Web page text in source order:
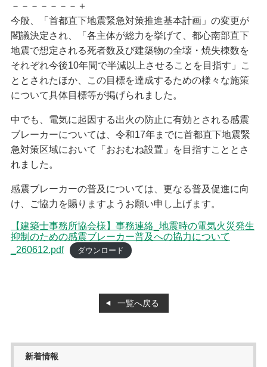
協力会員
お知らせ
お知らせ
耐震化のすすめ
建築士法
設計等の業務に関する報告書
標識の掲示
業務関係
耐震業務
耐震評定委員会等開催日程
耐震評定関係書類
省エネ業務
会員紹介
協力会員
お知らせ
お知らせ
講習
購入について
－－－－－－－＋
今般、「首都直下地震緊急対策推進基本計画」の変更が
閣議決定され、「各主体が総力を挙げて、都心南部直下
地震で想定される死者数及び建築物の全壊・焼失棟数を
それぞれ今後10年間で半減以上させることを目指す」こ
ととされたほか、この目標を達成するための様々な施策
について具体目標等が掲げられました。
中でも、電気に起因する出火の防止に有効とされる感震
ブレーカーについては、令和17年までに首都直下地震緊
急対策区域において「おおむね設置」を目指すこととさ
れました。
感震ブレーカーの普及については、更なる普及促進に向
け、ご協力を賜りますようお願い申し上げます。
【建築士事務所協会様】事務連絡_地震時の電気火災発生
抑制のための感震ブレーカー普及への協力について
_260612.pdf
ダウンロード
一覧へ戻る
新着情報